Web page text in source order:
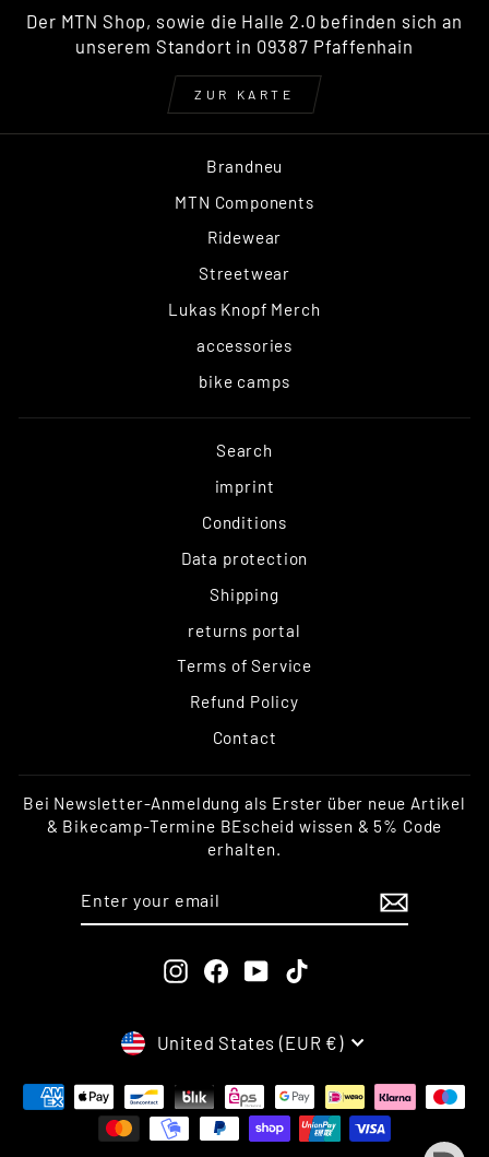
Der MTN Shop, sowie die Halle 2.0 befinden sich an
unserem Standort in 09387 Pfaffenhain
ZUR KARTE
Brandneu
MTN Components
Ridewear
Streetwear
Lukas Knopf Merch
accessories
bike camps
Search
imprint
Conditions
Data protection
Shipping
returns portal
Terms of Service
Refund Policy
Contact
Bei Newsletter-Anmeldung als Erster über neue Artikel
& Bikecamp-Termine BEscheid wissen & 5% Code
erhalten.
Instagram
Facebook
YouTube
CURRENCY
United States (EUR €)